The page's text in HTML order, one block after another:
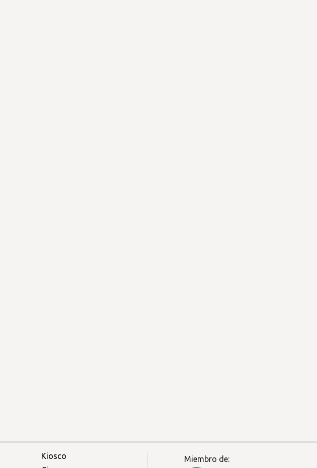
Kiosco
Miembro de: